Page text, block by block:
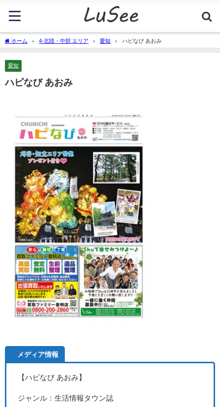
ホーム 4-北陸・中部 エリア 愛知 ハピなび あおみ
愛知
ハピなび あおみ
メディア情報
【ハピなび あおみ】
ジャンル：生活情報タウン誌